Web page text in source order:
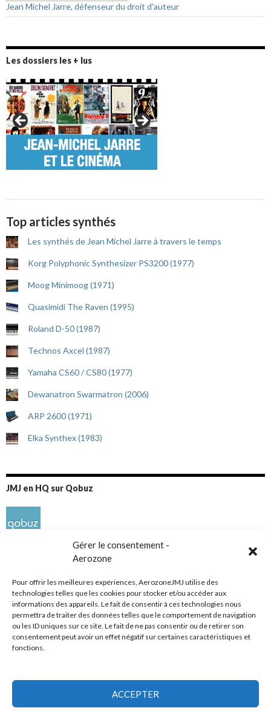
Gérer le consentement -
Aerozone
Pour offrir les meilleures expériences, AerozoneJMJ utilise des
technologies telles que les cookies pour stocker et/ou accéder aux
informations des appareils. Le fait de consentir à ces technologies nous
permettra de traiter des données telles que le comportement de navigation
ou les ID uniques sur ce site. Le fait de ne pas consentir ou de retirer son
consentement peut avoir un effet négatif sur certaines caractéristiques et
fonctions.
ACCEPTER
Jean Michel Jarre, défenseur du droit d'auteur
Les dossiers les + lus
Top articles synthés
Les synthés de Jean Michel Jarre à travers le temps
Korg Polyphonic Synthesizer PS3200 (1977)
Moog Minimoog (1971)
Quasimidi The Raven (1995)
Roland D-50 (1987)
Technos Axcel (1987)
Yamaha CS60 / CS80 (1977)
Dewanatron Swarmatron (2006)
ARP 2600 (1971)
Elka Synthex (1983)
JMJ en HQ sur Qobuz
Réseaux sociaux